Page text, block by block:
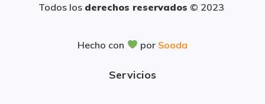
Todos los derechos reservados © 2023
Hecho con por Sooda
Servicios